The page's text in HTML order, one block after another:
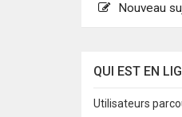
Nouveau
QUI EST EN
Utilisateurs